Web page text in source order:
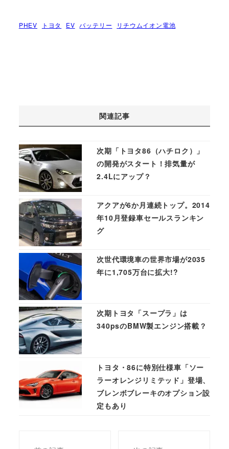
PHEV トヨタ EV バッテリー リチウムイオン電池
関連記事
次期「トヨタ86（ハチロク）」
の開発がスタート！排気量が
2.4Lにアップ？
アクアが6か月連続トップ。2014
年10月登録車セールスランキン
グ
次世代環境車の世界市場が2035
年に1,705万台に拡大!?
次期トヨタ「スープラ」は
340psのBMW製エンジン搭載？
トヨタ・86に特別仕様車「ソー
ラーオレンジリミテッド」登場、
ブレンボブレーキのオプション設
定もあり